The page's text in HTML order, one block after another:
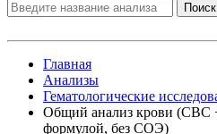
Поиск
Главная
Анализы
Гематологические
Общий анализ крови (CBC
формулой, без СОЭ)